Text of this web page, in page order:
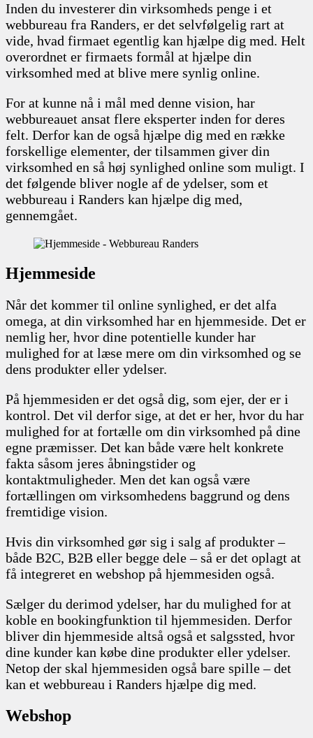
Inden du investerer din virksomheds penge i et
webbureau fra Randers, er det selvfølgelig rart at
vide, hvad firmaet egentlig kan hjælpe dig med. Helt
overordnet er firmaets formål at hjælpe din
virksomhed med at blive mere synlig online.
For at kunne nå i mål med denne vision, har
webbureauet ansat flere eksperter inden for deres
felt. Derfor kan de også hjælpe dig med en række
forskellige elementer, der tilsammen giver din
virksomhed en så høj synlighed online som muligt. I
det følgende bliver nogle af de ydelser, som et
webbureau i Randers kan hjælpe dig med,
gennemgået.
Hjemmeside
Når det kommer til online synlighed, er det alfa
omega, at din virksomhed har en hjemmeside. Det er
nemlig her, hvor dine potentielle kunder har
mulighed for at læse mere om din virksomhed og se
dens produkter eller ydelser.
På hjemmesiden er det også dig, som ejer, der er i
kontrol. Det vil derfor sige, at det er her, hvor du har
mulighed for at fortælle om din virksomhed på dine
egne præmisser. Det kan både være helt konkrete
fakta såsom jeres åbningstider og
kontaktmuligheder. Men det kan også være
fortællingen om virksomhedens baggrund og dens
fremtidige vision.
Hvis din virksomhed gør sig i salg af produkter –
både B2C, B2B eller begge dele – så er det oplagt at
få integreret en webshop på hjemmesiden også.
Sælger du derimod ydelser, har du mulighed for at
koble en bookingfunktion til hjemmesiden. Derfor
bliver din hjemmeside altså også et salgssted, hvor
dine kunder kan købe dine produkter eller ydelser.
Netop der skal hjemmesiden også bare spille – det
kan et webbureau i Randers hjælpe dig med.
Webshop